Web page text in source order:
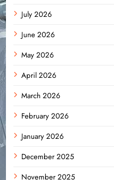
July 2026
June 2026
May 2026
April 2026
March 2026
February 2026
January 2026
December 2025
November 2025